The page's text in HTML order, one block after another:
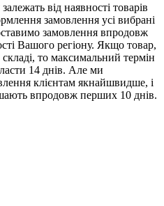
від наявності товарів
замовлення усі вибрані
замовлення впродовж
Вашого регіону. Якщо товар,
то максимальний термін
14 днів. Але ми
клієнтам якнайшвидше, і
впродовж перших 10 днів.